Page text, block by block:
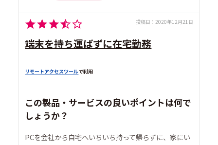
投稿日： 2020年12月21日
端末を持ち運ばずに在宅勤務
リモートアクセスツールで利用
この製品・サービスの良いポイントは何で
しょうか？
PCを会社から自宅へいちいち持って帰らずに、家にい